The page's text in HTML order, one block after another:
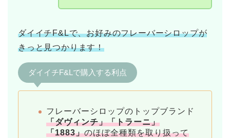
ダイイチF&Lで、お好みのフレーバーシロップが
きっと見つかります！
ダイイチF&Lで購入する利点
フレーバーシロップのトップブランド
「ダヴィンチ」「トラーニ」
「1883」のほぼ全種類を取り扱って